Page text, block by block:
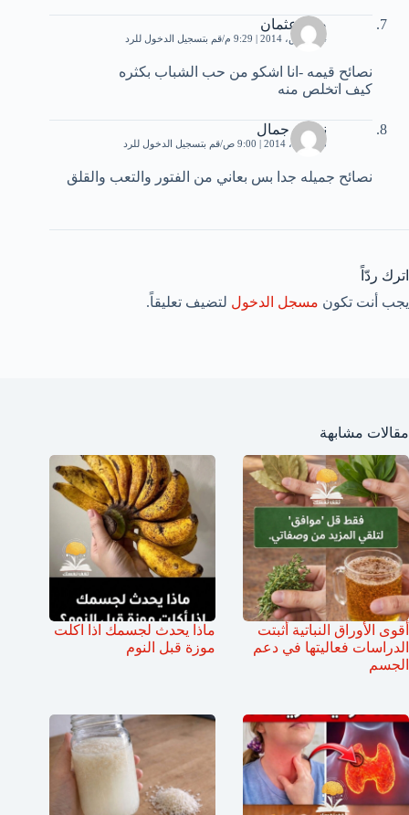
صله عثمان
14 مارس، 2014 | 9:29 م قم بتسجيل الدخول للرد
نصائح قيمه -انا اشكو من حب الشباب بكثره
كيف اتخلص منه
نسيبه جمال
18 أبريل، 2014 | 9:00 ص قم بتسجيل الدخول للرد
نصائح جميله جدا بس بعاني من الفتور والتعب والقلق
اترك ردّاً
يجب أنت تكون مسجل الدخول لتضيف تعليقاً.
مقالات مشابهة
أقوى الأوراق النباتية أثبتت
الدراسات فعاليتها في دعم
الجسم
ماذا يحدث لجسمك اذا اكلت
موزة قبل النوم